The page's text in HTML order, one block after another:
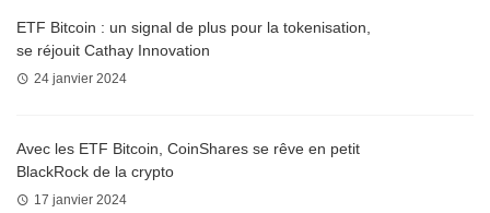
ETF Bitcoin : un signal de plus pour la tokenisation,
se réjouit Cathay Innovation
24 janvier 2024
Avec les ETF Bitcoin, CoinShares se rêve en petit
BlackRock de la crypto
17 janvier 2024